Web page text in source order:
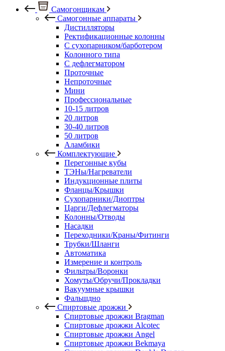
Самогонщикам
Самогонные аппараты
Дистилляторы
Ректификационные колонны
С сухопарником/барботером
Колонного типа
С дефлегматором
Проточные
Непроточные
Мини
Профессиональные
10-15 литров
20 литров
30-40 литров
50 литров
Аламбики
Комплектующие
Перегонные кубы
ТЭНы/Нагреватели
Индукционные плиты
Фланцы/Крышки
Сухопарники/Диоптры
Царги/Дефлегматоры
Колонны/Отводы
Насадки
Переходники/Краны/Фитинги
Трубки/Шланги
Автоматика
Измерение и контроль
Фильтры/Воронки
Хомуты/Обручи/Прокладки
Вакуумные крышки
Фальшдно
Спиртовые дрожжи
Спиртовые дрожжи Bragman
Спиртовые дрожжи Alcotec
Спиртовые дрожжи Angel
Спиртовые дрожжи Bekmaya